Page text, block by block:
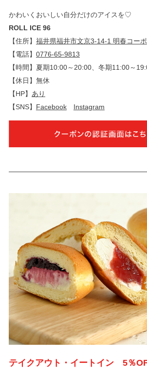
かわいくおいしい自分だけのアイスを♡
ROLL ICE 96
【住所】 福井県福井市文京3-14-1 明春コーポ
【電話】 0776-65-9813
【時間】夏期10:00～20:00、冬期11:00～
【休日】無休
【HP】 あり
【SNS】 Facebook Instagram
テイクアウト・イートイン 5％